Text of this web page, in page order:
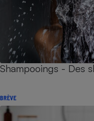
Shampooings - Des
BRÈVE